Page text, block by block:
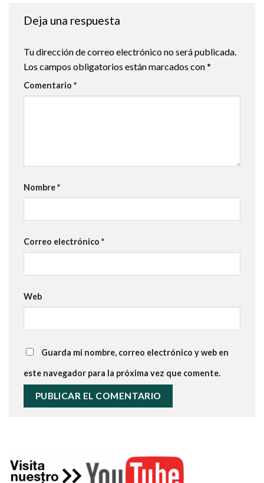
Deja una respuesta
Tu dirección de correo electrónico no será publicada.
Los campos obligatorios están marcados con*
Comentario *
Nombre*
Correo electrónico *
Web
Guarda mi nombre, correo electrónico y web en
este navegador para la próxima vez que comente.